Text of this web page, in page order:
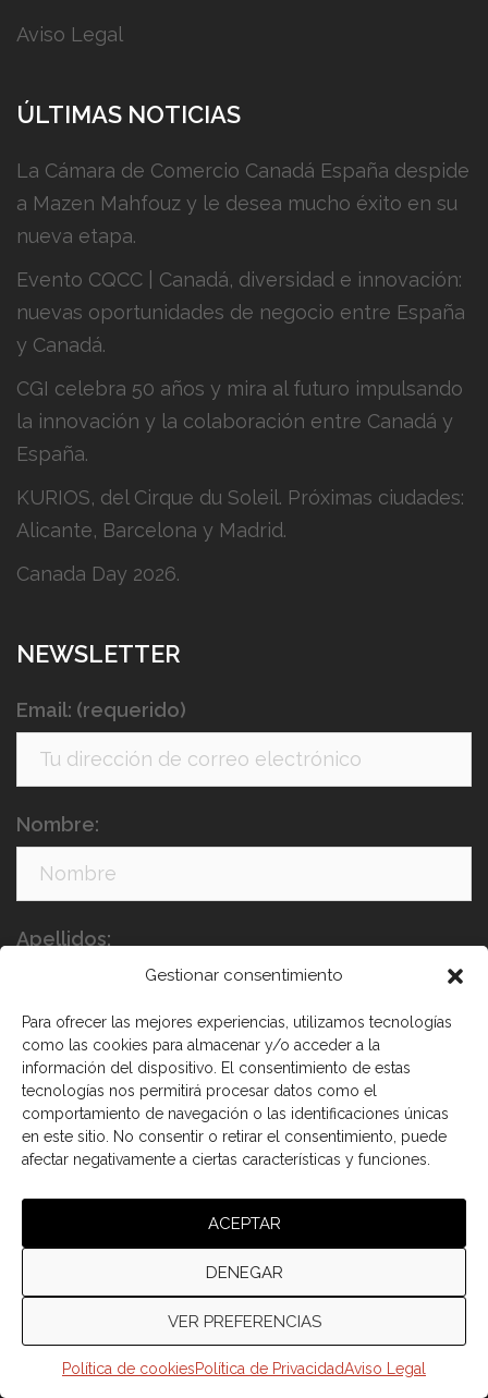
Gestionar consentimiento
Para ofrecer las mejores experiencias, utilizamos tecnologías
como las cookies para almacenar y/o acceder a la
información del dispositivo. El consentimiento de estas
tecnologías nos permitirá procesar datos como el
comportamiento de navegación o las identificaciones únicas
en este sitio. No consentir o retirar el consentimiento, puede
afectar negativamente a ciertas características y funciones.
ACEPTAR
DENEGAR
VER PREFERENCIAS
Política de cookiesPolítica de PrivacidadAviso Legal
Aviso Legal
ÚLTIMAS NOTICIAS
La Cámara de Comercio Canadá España despide
a Mazen Mahfouz y le desea mucho éxito en su
nueva etapa.
Evento CQCC | Canadá, diversidad e innovación:
nuevas oportunidades de negocio entre España
y Canadá.
CGI celebra 50 años y mira al futuro impulsando
la innovación y la colaboración entre Canadá y
España.
KURIOS, del Cirque du Soleil. Próximas ciudades:
Alicante, Barcelona y Madrid.
Canada Day 2026.
NEWSLETTER
Email: (requerido)
Nombre:
Apellidos:
He leído y acepto los términos y condiciones
© 2026 Cámara de comercio Canadá España.